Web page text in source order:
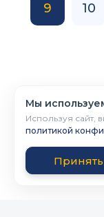
9 10
Мы
Используя сайт,
политикой
Принять